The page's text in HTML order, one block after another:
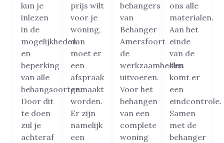
kun je
inlezen
in de
mogelijkheden
en
beperking
van alle
behangsoorten.
Door dit
te doen
zul je
achteraf
prijs wilt
voor je
woning,
dan
moet er
een
afspraak
gemaakt
worden.
Er zijn
namelijk
een
behangers
van
Behanger
Amersfoort
de
werkzaamheden
uitvoeren.
Voor het
behangen
van een
complete
woning
ons alle
materialen.
Aan het
einde
van de
klus
komt er
een
eindcontrole.
Samen
met de
behanger